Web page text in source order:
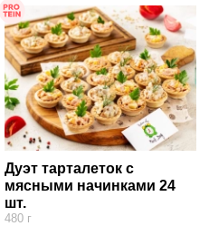
Дуэт тарталеток с
мясными начинками 24
шт.
480 г